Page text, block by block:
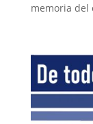
memoria del